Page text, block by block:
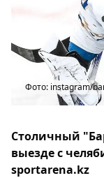
Фото: instagram/
Столичный
выезде с
sportarena.kz